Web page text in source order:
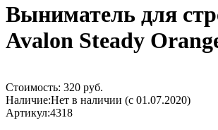
Выниматель для
Avalon Steady
Стоимость: 320 руб.
Наличие:Нет в наличии (с 01.07.2020)
Артикул:4318